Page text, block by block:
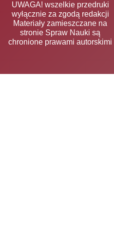
UWAGA! wszelkie przedruki
wyłącznie za zgodą redakcji
Materiały zamieszczane na
stronie Spraw Nauki są
chronione prawami autorskimi